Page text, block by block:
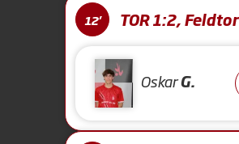
12' TOR 1:2, Feldtor
OskarG.